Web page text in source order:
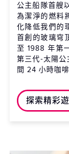
公主船隊首艘
為潔淨的燃料
化降低我們的
首創的玻璃穹
至 1988 年第
第三代-太陽公
間 24 小時咖啡
探索精彩